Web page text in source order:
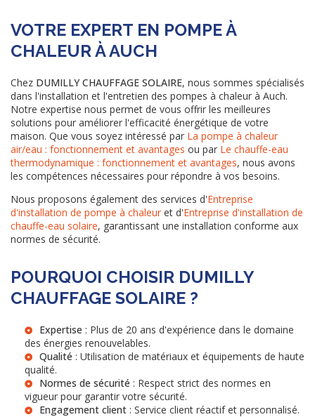
VOTRE EXPERT EN POMPE À
CHALEUR À AUCH
Chez DUMILLY CHAUFFAGE SOLAIRE, nous sommes spécialisés
dans l'installation et l'entretien des pompes à chaleur à Auch.
Notre expertise nous permet de vous offrir les meilleures
solutions pour améliorer l'efficacité énergétique de votre
maison. Que vous soyez intéressé par La pompe à chaleur
air/eau : fonctionnement et avantages ou par Le chauffe-eau
thermodynamique : fonctionnement et avantages, nous avons
les compétences nécessaires pour répondre à vos besoins.
Nous proposons également des services d'Entreprise
d'installation de pompe à chaleur et d'Entreprise d'installation de
chauffe-eau solaire, garantissant une installation conforme aux
normes de sécurité.
POURQUOI CHOISIR DUMILLY
CHAUFFAGE SOLAIRE ?
Expertise : Plus de 20 ans d'expérience dans le domaine
des énergies renouvelables.
Qualité : Utilisation de matériaux et équipements de haute
qualité.
Normes de sécurité : Respect strict des normes en
vigueur pour garantir votre sécurité.
Engagement client : Service client réactif et personnalisé.